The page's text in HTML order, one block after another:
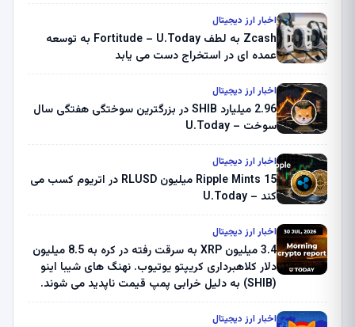
اخبار ارز دیجیتال
Zcash به لطف Fortitude – U.Today به توسعه
عمده ای در استخراج دست می یابد
اخبار ارز دیجیتال
2.96 میلیارد SHIB در بزرگترین سوختگی هفتگی سال
سوخت – U.Today
اخبار ارز دیجیتال
Ripple Mints 15 میلیون RLUSD در اتریوم کسب می
کند – U.Today
اخبار ارز دیجیتال
3.4 میلیون XRP به سرقت رفته در کره به 8.5 میلیون
دلار کلاهبرداری کریپتو یوتیوب. نهنگ های شیبا اینو
(SHIB) به دلیل خرابی پمپ قیمت ناپدید می شوند.
ثبت کرد – گزارش کریپتو صبح – U.Today
اخبار ارز دیجیتال